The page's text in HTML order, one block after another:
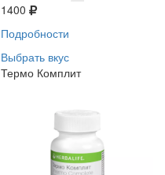
1400
Подробности
Выбрать вкус
Термо Комплит